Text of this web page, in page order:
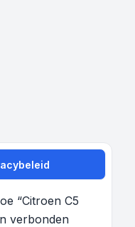
“Citroen C5
verbonden